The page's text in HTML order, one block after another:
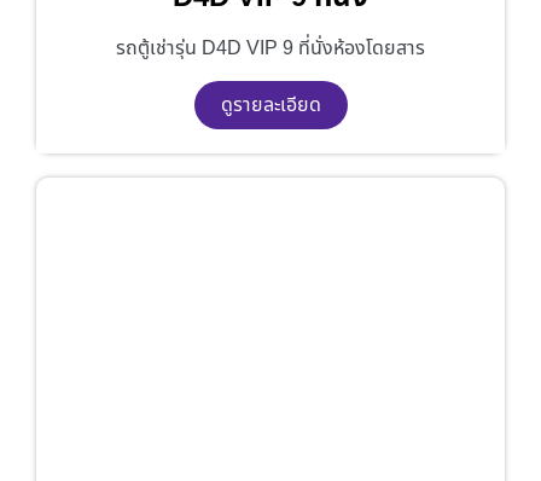
รถตู้เช่ารุ่น D4D VIP 9 ที่นั่งห้องโดยสาร
ดูรายละเอียด